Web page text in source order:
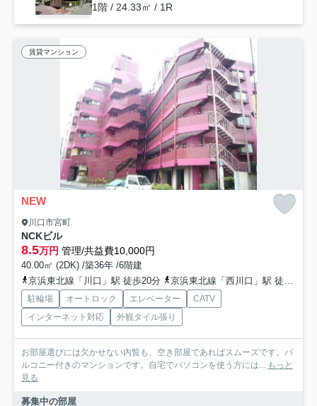
1階 / 24.33㎡ / 1R
賃貸マンション
NEW
川口市宮町
NCKビル
8.5万円 管理/共益費10,000円
40.00㎡ (2DK) /築36年 /6階建
京浜東北線「川口」駅 徒歩20分
京浜東北線「西川口」駅 徒歩15分
駐輪場 オートロック エレベーター
CATV
インターネット対応
外観タイル張り
お部屋選びには欠かせない内覧も、空き部屋であればスムーズです。バ
ルコニー付きのマンションです。自宅でパソコンを使う方には...
もっと
見る
募集中の部屋